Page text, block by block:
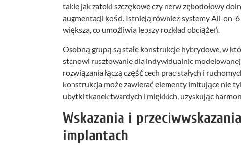
takie jak zatoki szczękowe czy nerw zębodołowy
augmentacji kości. Istnieją również systemy All-on-
większa, co umożliwia lepszy rozkład obciążeń.
Osobną grupą są stałe konstrukcje hybrydowe, w
stanowi rusztowanie dla indywidualnie
rozwiązania łączą część cech prac stałych i
konstrukcja może zawierać elementy imitujące nie
ubytki tkanek twardych i miękkich, uzyskując
Wskazania i
implantach